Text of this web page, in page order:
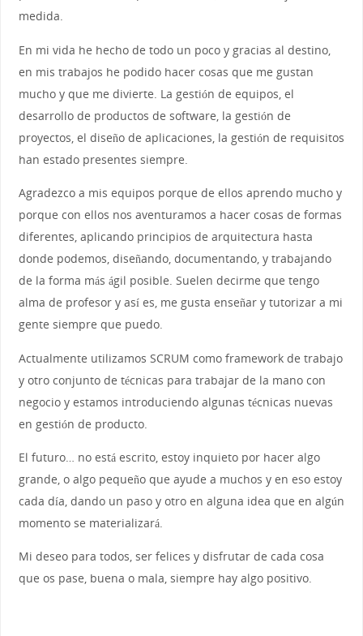
medida.
En mi vida he hecho de todo un poco y gracias al destino,
en mis trabajos he podido hacer cosas que me gustan
mucho y que me divierte. La gestión de equipos, el
desarrollo de productos de software, la gestión de
proyectos, el diseño de aplicaciones, la gestión de requisitos
han estado presentes siempre.
Agradezco a mis equipos porque de ellos aprendo mucho y
porque con ellos nos aventuramos a hacer cosas de formas
diferentes, aplicando principios de arquitectura hasta
donde podemos, diseñando, documentando, y trabajando
de la forma más ágil posible. Suelen decirme que tengo
alma de profesor y así es, me gusta enseñar y tutorizar a mi
gente siempre que puedo.
Actualmente utilizamos SCRUM como framework de trabajo
y otro conjunto de técnicas para trabajar de la mano con
negocio y estamos introduciendo algunas técnicas nuevas
en gestión de producto.
El futuro… no está escrito, estoy inquieto por hacer algo
grande, o algo pequeño que ayude a muchos y en eso estoy
cada día, dando un paso y otro en alguna idea que en algún
momento se materializará.
Mi deseo para todos, ser felices y disfrutar de cada cosa
que os pase, buena o mala, siempre hay algo positivo.